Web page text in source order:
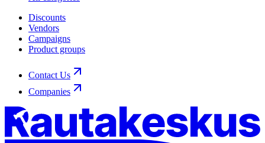
Discounts
Vendors
Campaigns
Product groups
Contact Us
Companies